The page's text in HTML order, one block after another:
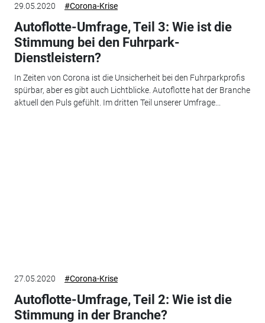
29.05.2020 #Corona-Krise
Autoflotte-Umfrage, Teil 3: Wie ist die
Stimmung bei den Fuhrpark-
Dienstleistern?
In Zeiten von Corona ist die Unsicherheit bei den Fuhrparkprofis
spürbar, aber es gibt auch Lichtblicke. Autoflotte hat der Branche
aktuell den Puls gefühlt. Im dritten Teil unserer Umfrage...
27.05.2020 #Corona-Krise
Autoflotte-Umfrage, Teil 2: Wie ist die
Stimmung in der Branche?